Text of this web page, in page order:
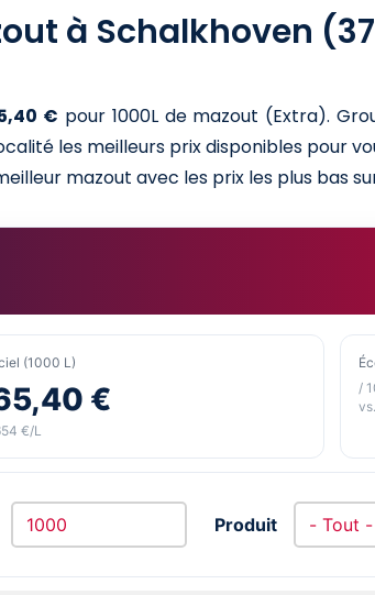
à Schalkhoven
€ pour 1000L de mazout (Extra).
les meilleurs prix disponibles pour
mazout avec les prix les plus bas
(1000 L)
€
€/L
/
Produit